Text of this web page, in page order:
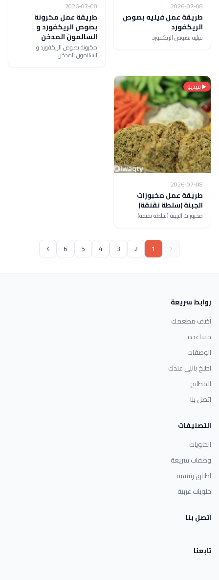
2026-07-08
طريقة عمل فيليه بصوص
الريكفورد
فيليه بصوص الريكفورد
2026-07-08
طريقة عمل مكرونة
بصوص الريكفورد و
السالمون المدخن
مكرونة بصوص الريكفورد و
السالمون المدخن
فيديو
2026-07-08
طريقة عمل مخبوزات
الجبنة (سلطة نقنقة)
مخبوزات الجبنة (سلطة نقنقة)
1
2
3
4
5
6
روابط سريعة
أضف مطعمك
مساعدة
الوصفات
اطبخ باللي عندك
المطابخ
اتصل بنا
التصنيفات
الحلويات
وصفات سريعة
اطباق رئيسية
حلويات غربية
اتصل بنا
تابعنا